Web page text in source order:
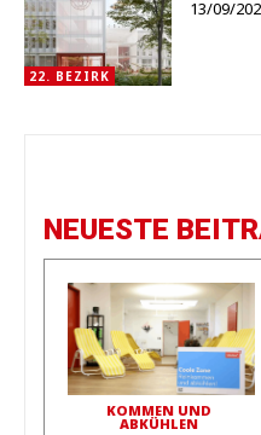
22. BEZIRK
13/09/
NEUESTE
KOMMEN UND
ABKÜHLEN